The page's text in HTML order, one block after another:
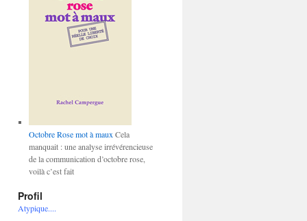
Octobre Rose mot à maux Cela
manquait : une analyse irrévérencieuse
de la communication d’octobre rose,
voilà c’est fait
Profil
Atypique....